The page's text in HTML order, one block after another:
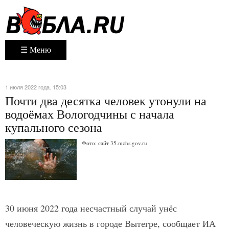
☰ Меню
1 июля 2022 года. 15:03
Почти два десятка человек утонули на
водоёмах Вологодчины с начала
купального сезона
Фото: сайт 35.mchs.gov.ru
30 июня 2022 года несчастный случай унёс
человеческую жизнь в городе Вытегре, сообщает ИА